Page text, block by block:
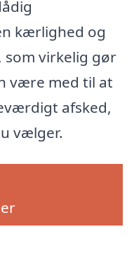
kærlighed og
som virkelig gør
være med til at
afsked,
vælger.